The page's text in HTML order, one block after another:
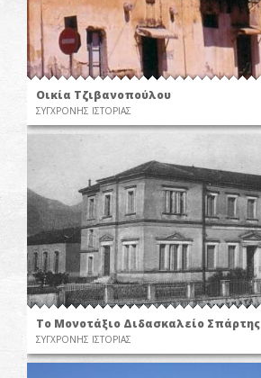
Οικία Τζιβανοπούλου
ΣΥΓΧΡΟΝΗΣ ΙΣΤΟΡΙΑΣ
Το Μονοτάξιο Διδασκαλείο Σπάρτης
ΣΥΓΧΡΟΝΗΣ ΙΣΤΟΡΙΑΣ